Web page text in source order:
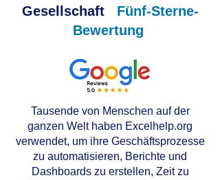
Gesellschaft
Fünf-Sterne-
Bewertung
Tausende von Menschen auf der
ganzen Welt haben Excelhelp.org
verwendet, um ihre Geschäftsprozesse
zu automatisieren, Berichte und
Dashboards zu erstellen, Zeit zu